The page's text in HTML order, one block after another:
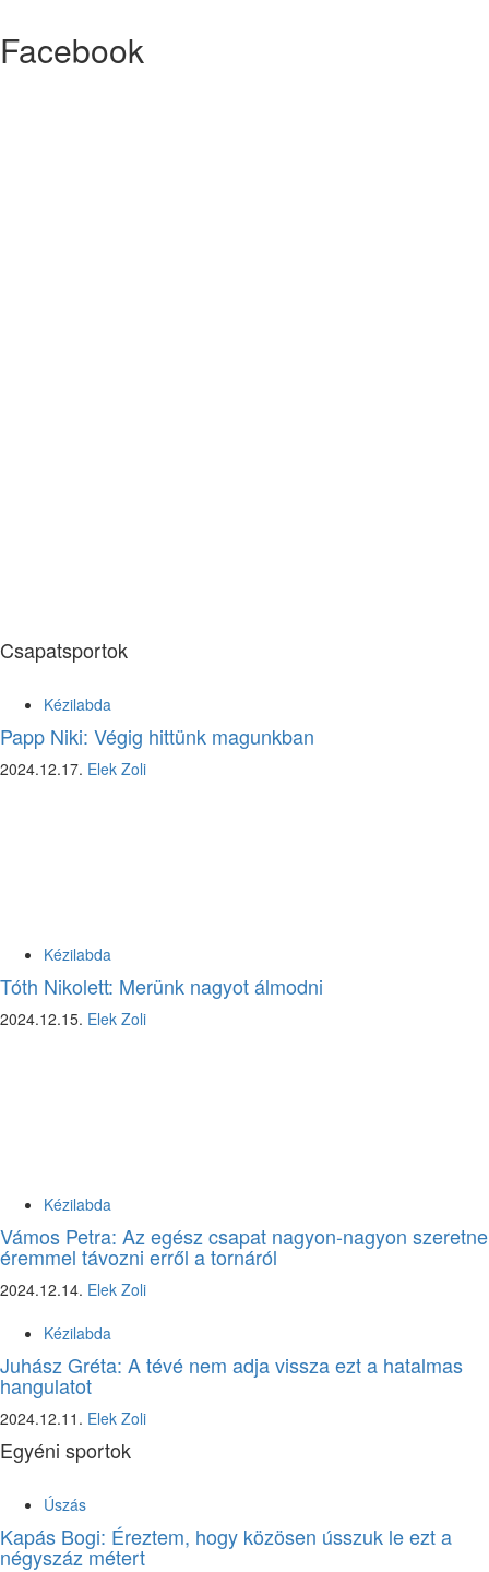
Facebook
Csapatsportok
Kézilabda
Papp Niki: Végig hittünk magunkban
2024.12.17. Elek Zoli
Kézilabda
Tóth Nikolett: Merünk nagyot álmodni
2024.12.15. Elek Zoli
Kézilabda
Vámos Petra: Az egész csapat nagyon-nagyon szeretne
éremmel távozni erről a tornáról
2024.12.14. Elek Zoli
Kézilabda
Juhász Gréta: A tévé nem adja vissza ezt a hatalmas
hangulatot
2024.12.11. Elek Zoli
Egyéni sportok
Úszás
Kapás Bogi: Éreztem, hogy közösen ússzuk le ezt a
négyszáz métert